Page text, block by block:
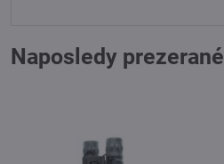
Naposledy prezerané